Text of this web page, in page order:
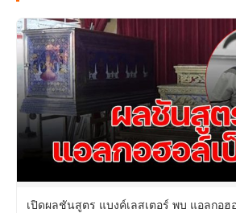
เปิดผลชันสูตร แบงค์เลสเตอร์ พบ แอลกอฮ